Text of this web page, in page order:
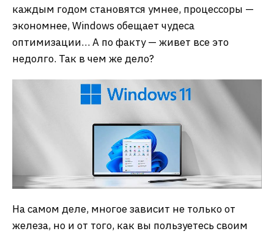
каждым годом становятся умнее, процессоры —
экономнее, Windows обещает чудеса
оптимизации… А по факту — живет все это
недолго. Так в чем же дело?
На самом деле, многое зависит не только от
железа, но и от того, как вы пользуетесь своим